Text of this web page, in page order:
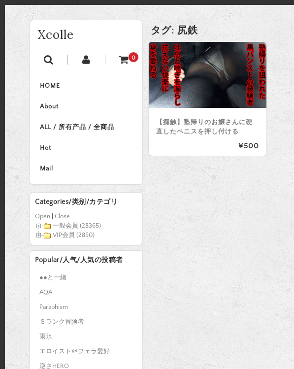
Xcolle
0
HOME
About
ALL / 所有产品 / 全商品
Hot
Mail
タグ: 尻鉄
【痴触】塾帰りのお嬢さんに硬
直したペニスを押し付ける
¥500
Categories/类别/カテゴリ
Open
Close
一般会員 (28365)
VIP会員 (2850)
Popular/人气/人気の投稿者
●●と一緒
AQA
Paraphism
Ｓランク冒険者
雨氷
エロイスト＠フェラ愛好
逆さHERO